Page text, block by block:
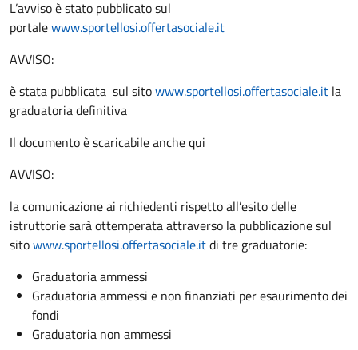
L’avviso è stato pubblicato sul
portalewww.sportellosi.offertasociale.it
AVVISO:
è stata pubblicata sul sitowww.sportellosi.offertasociale.it la
graduatoria definitiva
Il documento è scaricabile anche qui
AVVISO:
la comunicazione ai richiedenti rispetto all’esito delle
istruttorie sarà ottemperata attraverso la pubblicazione sul
sitowww.sportellosi.offertasociale.itdi tre graduatorie:
Graduatoria ammessi
Graduatoria ammessi e non finanziati per esaurimento dei
fondi
Graduatoria non ammessi